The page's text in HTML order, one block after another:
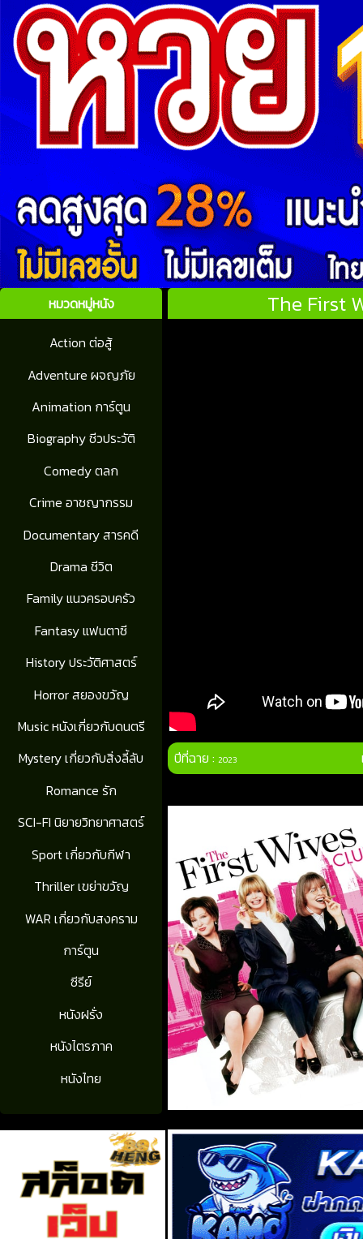
หมวดหมู่หนัง
Action ต่อสู้
Adventure ผจญภัย
Animation การ์ตูน
Biography ชีวประวัติ
Comedy ตลก
Crime อาชญากรรม
Documentary สารคดี
Drama ชีวิต
Family แนวครอบครัว
Fantasy แฟนตาซี
History ประวัติศาสตร์
Horror สยองขวัญ
Music หนังเกี่ยวกับดนตรี
Mystery เกี่ยวกับสิ่งลี้ลับ
Romance รัก
SCI-FI นิยายวิทยาศาสตร์
Sport เกี่ยวกับกีฬา
Thriller เขย่าขวัญ
WAR เกี่ยวกับสงคราม
การ์ตูน
ซีรีย์
หนังฝรั่ง
หนังไตรภาค
หนังไทย
The First
ปีที่ฉาย :2023